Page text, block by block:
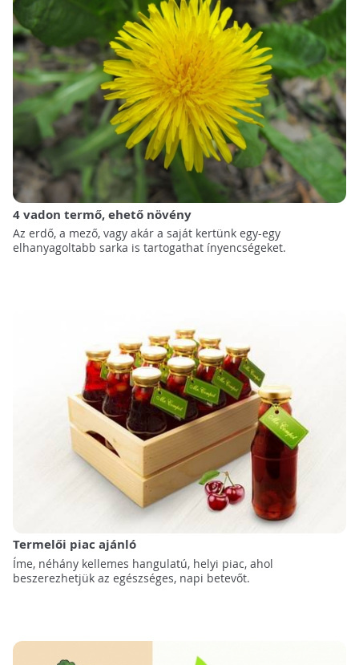
4 vadon termő, ehető növény
Az erdő, a mező, vagy akár a saját kertünk egy-egy
elhanyagoltabb sarka is tartogathat ínyencségeket.
Termelői piac ajánló
Íme, néhány kellemes hangulatú, helyi piac, ahol
beszerezhetjük az egészséges, napi betevőt.